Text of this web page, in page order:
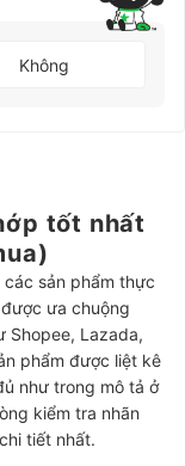
Không
tốt nhất
sản phẩm thực
ưa chuộng
Shopee, Lazada,
phẩm được liệt kê
như trong mô tả ở
kiểm tra nhãn
tiết nhất.